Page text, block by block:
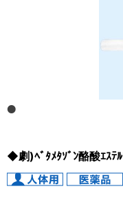
◆劇)ﾍﾞﾀﾒﾀｿﾞﾝ酪酸ｴｽﾃ